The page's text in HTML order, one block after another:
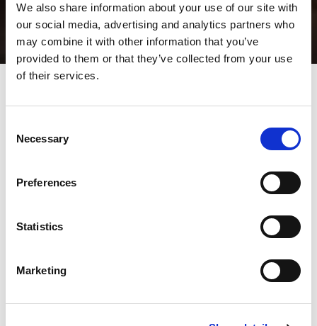
We also share information about your use of our site with
our social media, advertising and analytics partners who
may combine it with other information that you’ve
provided to them or that they’ve collected from your use
of their services.
Selection
Necessary
Preferences
Statistics
Marketing
gereedschapslijpmachines
slijpen van hoogwaardig
Alle stans-operators kennen het belang van
en de levensduur van het gereedschap. De AMADA TOGU-serie
is de oplossing. Een automatische gereedschapsslijper speciaal